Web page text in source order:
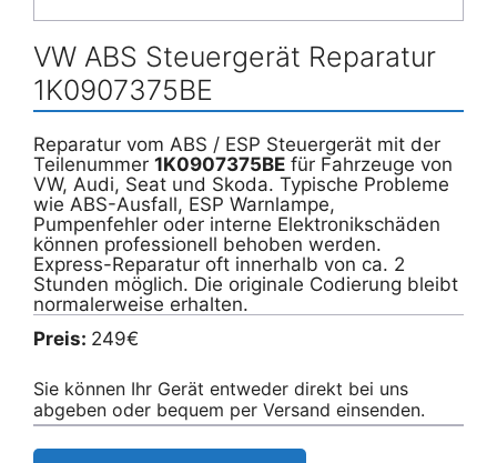
VW ABS Steuergerät Reparatur
1K0907375BE
Reparatur vom ABS / ESP Steuergerät mit der
Teilenummer 1K0907375BE für Fahrzeuge von
VW, Audi, Seat und Skoda. Typische Probleme
wie ABS-Ausfall, ESP Warnlampe,
Pumpenfehler oder interne Elektronikschäden
können professionell behoben werden.
Express-Reparatur oft innerhalb von ca. 2
Stunden möglich. Die originale Codierung bleibt
normalerweise erhalten.
Preis: 249€
Sie können Ihr Gerät entweder direkt bei uns
abgeben oder bequem per Versand einsenden.